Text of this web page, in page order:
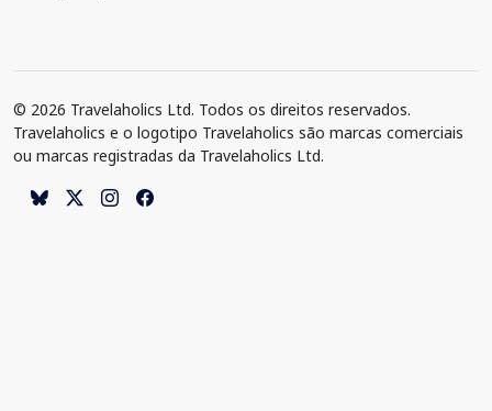
© 2026 Travelaholics Ltd. Todos os direitos reservados.
Travelaholics e o logotipo Travelaholics são marcas comerciais
ou marcas registradas da Travelaholics Ltd.